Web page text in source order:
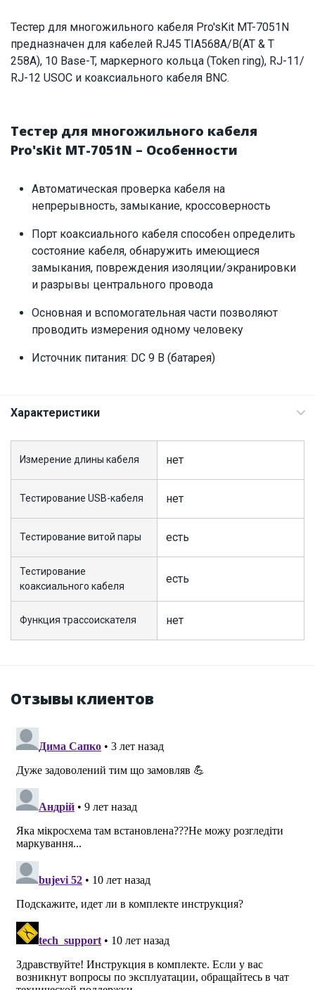
Днепр
ID: 5916 0.075 кг
Тестер для многожильного кабеля Pro'sKit MT-7051N
предназначен для кабелей RJ45 TIA568A/B(AT & T
258A), 10 Base-T, маркерного кольца (Token ring), RJ-11/
RJ-12 USOC и коаксиального кабеля BNC.
Тестер для многожильного кабеля
Pro'sKit MT-7051N – Особенности
Автоматическая проверка кабеля на
непрерывность, замыкание, кроссоверность
Порт коаксиального кабеля способен определить
состояние кабеля, обнаружить имеющиеся
замыкания, повреждения изоляции/экранировки
и разрывы центрального провода
Основная и вспомогательная части позволяют
проводить измерения одному человеку
Источник питания: DC 9 В (батарея)
Характеристики
Измерение длины кабеля нет
Тестирование USB-кабеля нет
Тестирование витой пары есть
Тестирование
коаксиального кабеля
есть
Функция трассоискателя нет
Отзывы клиентов